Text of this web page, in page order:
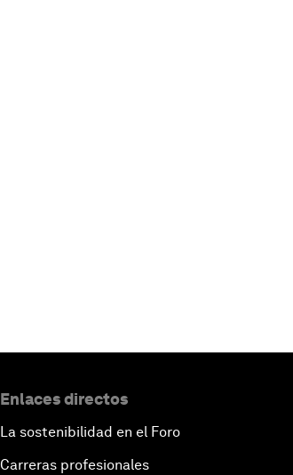
Enlaces directos
La sostenibilidad en el Foro
Carreras profesionales